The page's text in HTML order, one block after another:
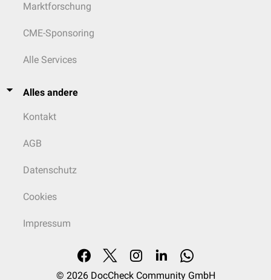
Marktforschung
CME-Sponsoring
Alle Services
Alles andere
Kontakt
AGB
Datenschutz
Cookies
Impressum
© 2026 DocCheck Community GmbH